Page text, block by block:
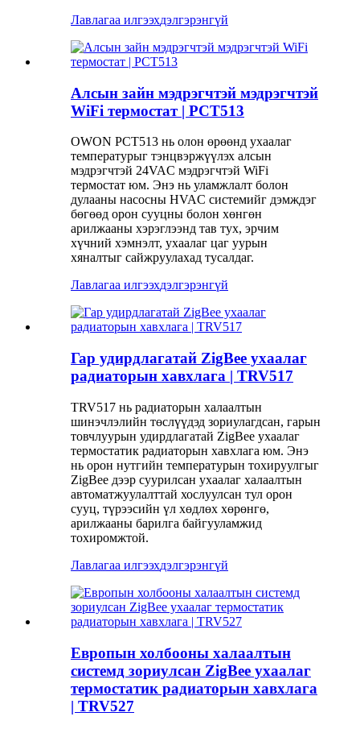
Лавлагаа илгээхдэлгэрэнгүй
Алсын зайн мэдрэгчтэй мэдрэгчтэй
WiFi термостат | PCT513
OWON PCT513 нь олон өрөөнд ухаалаг
температурыг тэнцвэржүүлэх алсын
мэдрэгчтэй 24VAC мэдрэгчтэй WiFi
термостат юм. Энэ нь уламжлалт болон
дулааны насосны HVAC системийг дэмждэг
бөгөөд орон сууцны болон хөнгөн
арилжааны хэрэглээнд тав тух, эрчим
хүчний хэмнэлт, ухаалаг цаг уурын
хяналтыг сайжруулахад тусалдаг.
Лавлагаа илгээхдэлгэрэнгүй
Гар удирдлагатай ZigBee ухаалаг
радиаторын хавхлага | TRV517
TRV517 нь радиаторын халаалтын
шинэчлэлийн төслүүдэд зориулагдсан, гарын
товчлуурын удирдлагатай ZigBee ухаалаг
термостатик радиаторын хавхлага юм. Энэ
нь орон нутгийн температурын тохируулгыг
ZigBee дээр суурилсан ухаалаг халаалтын
автоматжуулалттай хослуулсан тул орон
сууц, түрээсийн үл хөдлөх хөрөнгө,
арилжааны барилга байгууламжид
тохиромжтой.
Лавлагаа илгээхдэлгэрэнгүй
Европын холбооны халаалтын
системд зориулсан ZigBee ухаалаг
термостатик радиаторын хавхлага
| TRV527